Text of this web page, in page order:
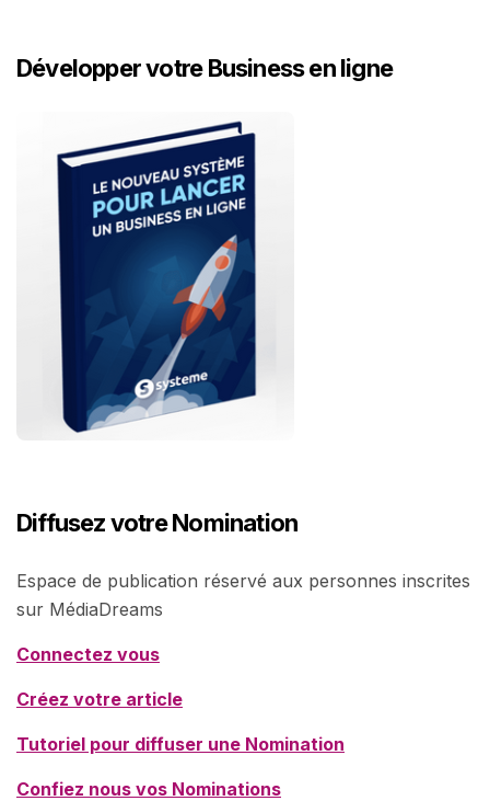
Développer votre Business en ligne
Diffusez votre Nomination
Espace de publication réservé aux personnes inscrites
sur MédiaDreams
Connectez vous
Créez votre article
Tutoriel pour diffuser une Nomination
Confiez nous vos Nominations